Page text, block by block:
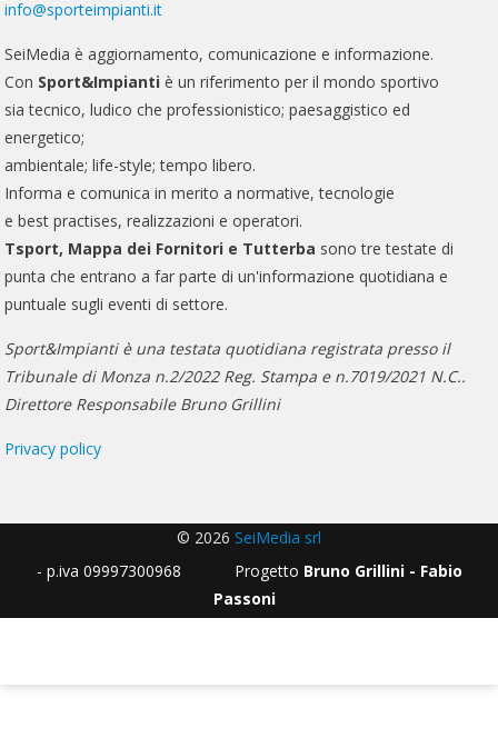
info@sporteimpianti.it
SeiMedia è aggiornamento, comunicazione e informazione.
Con Sport&Impianti è un riferimento per il mondo sportivo
sia tecnico, ludico che professionistico; paesaggistico ed
energetico;
ambientale; life-style; tempo libero.
Informa e comunica in merito a normative, tecnologie
e best practises, realizzazioni e operatori.
Tsport, Mappa dei Fornitori e Tutterba sono tre testate di
punta che entrano a far parte di un'informazione quotidiana e
puntuale sugli eventi di settore.
Sport&Impianti è una testata quotidiana registrata presso il
Tribunale di Monza n.2/2022 Reg. Stampa e n.7019/2021 N.C..
Direttore Responsabile Bruno Grillini
Privacy policy
© 2026 SeiMedia srl
- p.iva 09997300968 Progetto Bruno Grillini - Fabio
Passoni